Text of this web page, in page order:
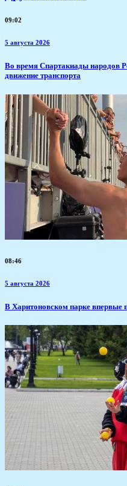
09:02
5 августа 2026
​Во время Спартакиады народов
движение транспорта
08:46
5 августа 2026
В Харитоновском парке впервые